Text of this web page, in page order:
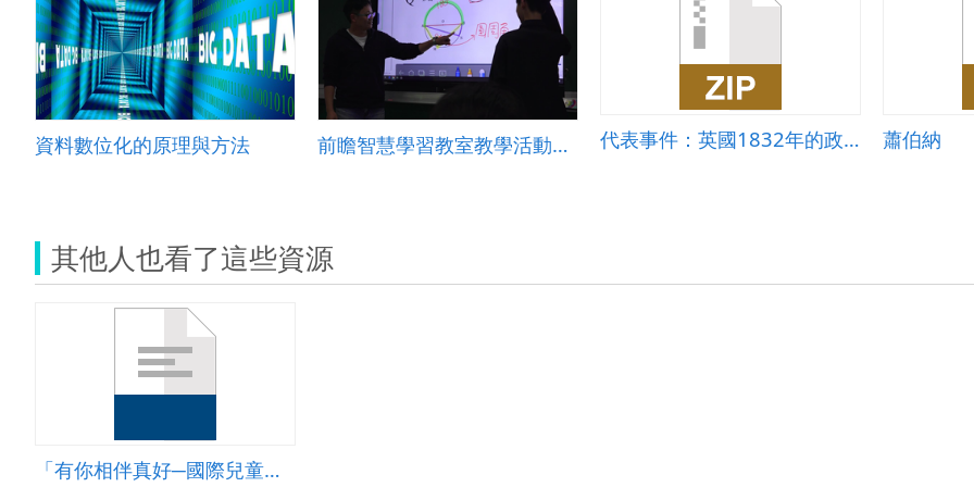
資料數位化的原理與方法 前瞻智慧學習教室教學活動設計-圓心角、圓周角及弦切角 代表事件：英國1832年的政治改革 蕭伯納
其他人也看了這些資源
「有你相伴真好─國際兒童村」景點學習單